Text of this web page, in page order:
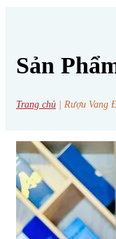
Sản
Trang chủ Rượu Vang